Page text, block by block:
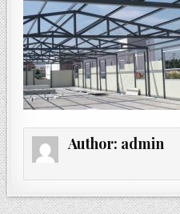
Author: admin